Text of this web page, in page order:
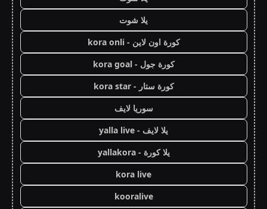
يلا شوت
كورة اون لاين - kora onli
كورة جول - kora goal
كورة ستار - kora star
سوريا لايف
يلا لايف - yalla live
يلا كورة - yallakora
kora live
kooralive